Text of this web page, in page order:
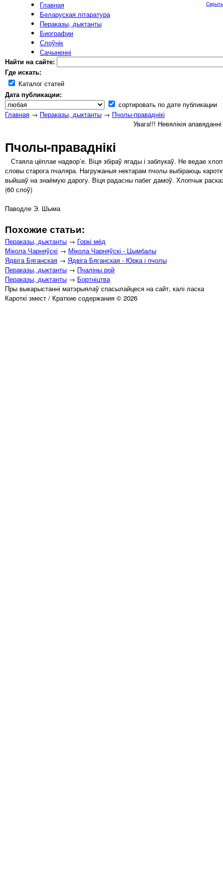
Главная
Беларуская літаратура
Пераказы, дыктанты
Биографии
Слоўнік
Сачыненні
Найти на сайте:
Где искать:
Каталог статей
Дата публикации:
сортировать по дате публикации
Скрыть
Главная → Пераказы, дыктанты → Пчолы-праваднікі
Увага!!! Невялікія
Пчолы-праваднікі
Стаяла цёплае надвор’е. Віця збіраў ягады і заблукаў. Не ведае
словы старога пчаляра. Нагружаныя нектарам пчолы выбіраюць
выйшаў на знаёмую дарогу. Віця радасны пабег дамоў. Хлопчык
(60 слоў)
Паводле Э. Шыма
Похожие статьи:
Пераказы, дыктанты → Горкі мёд
Мікола Чарняўскі → Мікола Чарняўскі - Цымбалы
Ядвіга Бяганская → Ядвіга Бяганская - Юрка і пчолы
Пераказы, дыктанты → Пчаліны рой
Пераказы, дыктанты → Бортніцтва
Пры выкарыстанні матэрыялаў спасылайцеся на сайт, калі ласка
Кароткі змест / Краткие содержания © 2026